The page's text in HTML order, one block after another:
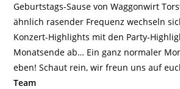
Geburtstags-Sause von Waggonwirt
ähnlich rasender Frequenz wechseln
Konzert-Highlights mit den Party-
Monatsende ab… Ein ganz normaler
eben! Schaut rein, wir freun uns auf
Team